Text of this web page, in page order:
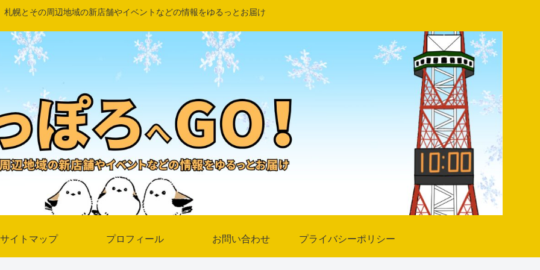
札幌とその周辺地域の新店舗やイベントなどの情報をゆるっとお届け
サイトマップ プロフィール お問い合わせ プライバシーポリシー